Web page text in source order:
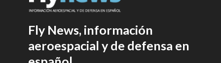
Fly News, información
aeroespacial y de defensa en